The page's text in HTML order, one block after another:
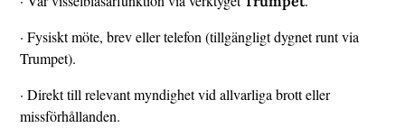
· Fysiskt möte, brev eller telefon (tillgängligt dygnet runt via
Trumpet).
· Direkt till relevant myndighet vid allvarliga brott eller
missförhållanden.